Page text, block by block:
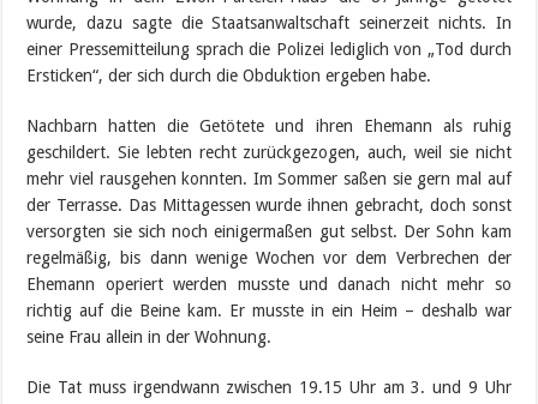
wurde, dazu sagte die Staatsanwaltschaft seinerzeit nichts. In
einer Pressemitteilung sprach die Polizei lediglich von „Tod durch
Ersticken“, der sich durch die Obduktion ergeben habe.
Nachbarn hatten die Getötete und ihren Ehemann als ruhig
geschildert. Sie lebten recht zurückgezogen, auch, weil sie nicht
mehr viel rausgehen konnten. Im Sommer saßen sie gern mal auf
der Terrasse. Das Mittagessen wurde ihnen gebracht, doch sonst
versorgten sie sich noch einigermaßen gut selbst. Der Sohn kam
regelmäßig, bis dann wenige Wochen vor dem Verbrechen der
Ehemann operiert werden musste und danach nicht mehr so
richtig auf die Beine kam. Er musste in ein Heim – deshalb war
seine Frau allein in der Wohnung.
Die Tat muss irgendwann zwischen 19.15 Uhr am 3. und 9 Uhr